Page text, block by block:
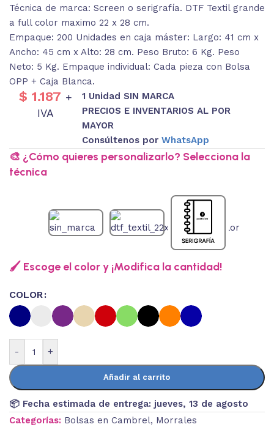
Técnica de marca: Screen o serigrafía. DTF Textil grande
a full color maximo 22 x 28 cm.
Empaque: 200 Unidades en caja máster: Largo: 41 cm x
Ancho: 45 cm x Alto: 28 cm. Peso Bruto: 6 Kg. Peso
Neto: 5 Kg. Empaque individual: Cada pieza con Bolsa
OPP + Caja Blanca.
$ 1.187 +
IVA
1 Unidad SIN MARCA
PRECIOS E INVENTARIOS AL POR
MAYOR
Consúltenos porWhatsApp
🎨 ¿Cómo quieres personalizarlo? Selecciona la
técnica
🖌️ Escoge el color y ¡Modifica la cantidad!
COLOR
- +
Añadir al carrito
📦 Fecha estimada de entrega: jueves, 13 de agosto
Categorías: Bolsas en Cambrel, Morrales